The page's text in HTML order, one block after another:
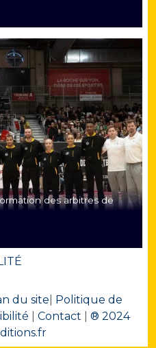
des arbitres de
du site Politique de
Contact
® 2024